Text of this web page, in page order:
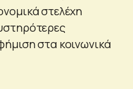
στελέχη
στα κοινωνικά